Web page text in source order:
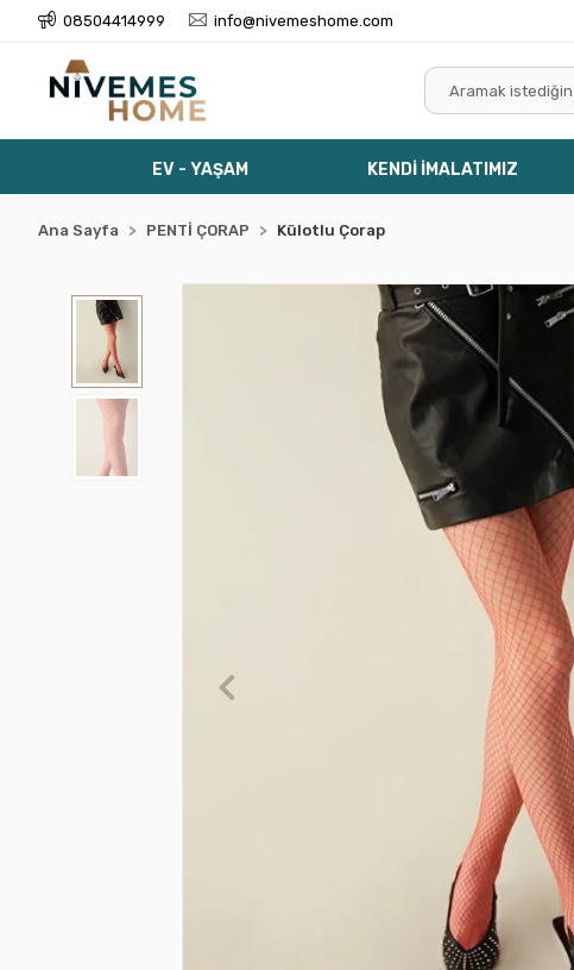
08504414999 info@nivemeshome.com
EV - YAŞAM KENDİ İMALATIMIZ
Ana Sayfa PENTİ ÇORAP Külotlu Çorap